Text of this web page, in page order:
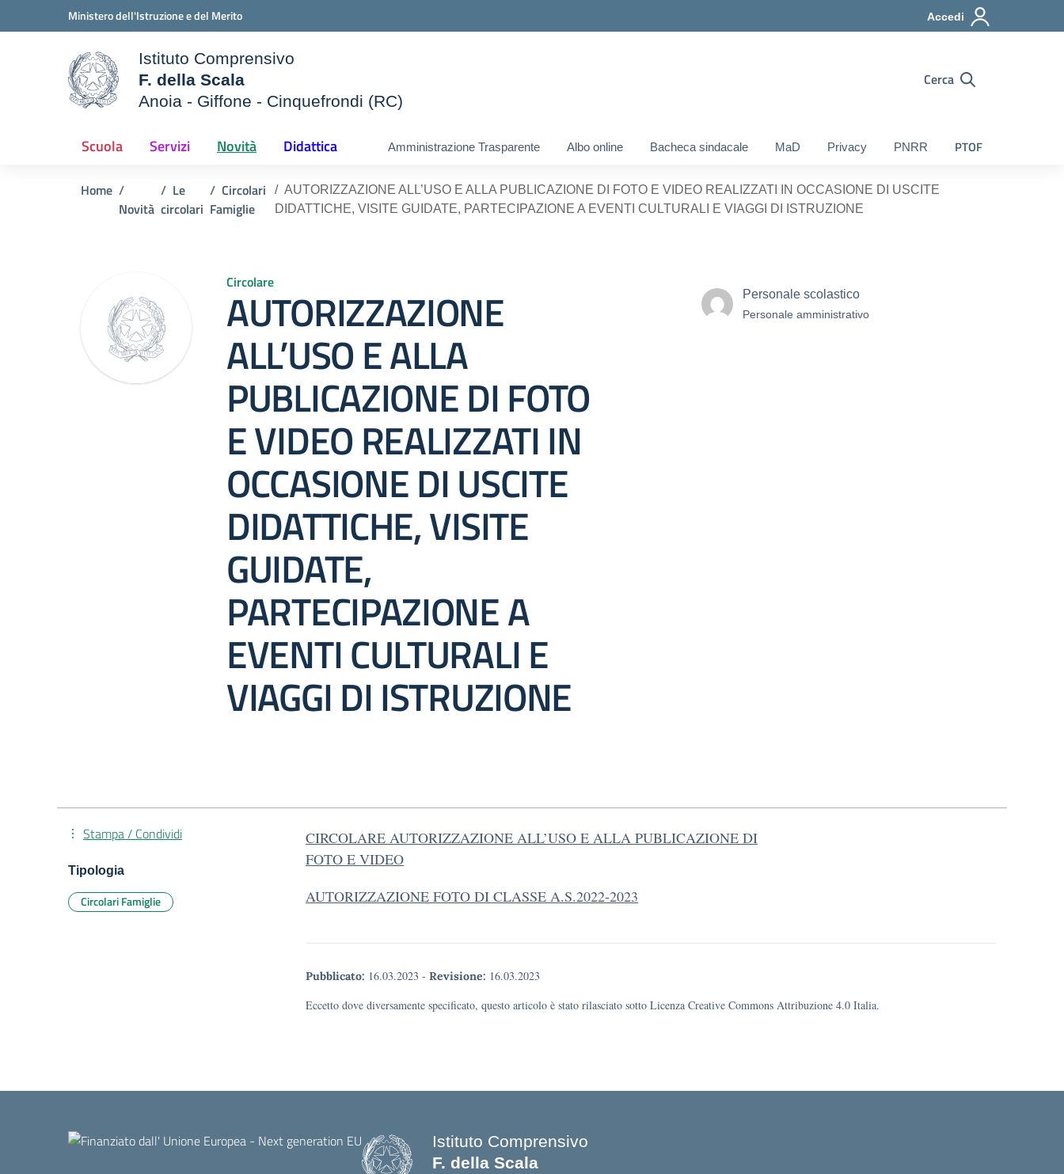
Vai ai contenuti
Vai al menu di navigazioneMinistero dell'Istruzione e del Merito Accedi
della scuola
Istituto Comprensivo
F. della Scala
Anoia - Giffone - Cinquefrondi (RC)
Cerca
Scuola Servizi Novità Didattica Amministrazione Trasparente Albo online Bacheca sindacale MaD Privacy PNRR PTOF
Home
Novità
Le
circolari
Circolari
Famiglie
AUTORIZZAZIONE ALL’USO E ALLA PUBLICAZIONE DI FOTO E VIDEO REALIZZATI IN OCCASIONE DI USCITE
DIDATTICHE, VISITE GUIDATE, PARTECIPAZIONE A EVENTI CULTURALI E VIAGGI DI ISTRUZIONE
Circolare
AUTORIZZAZIONE
ALL’USO E ALLA
PUBLICAZIONE DI FOTO
E VIDEO REALIZZATI IN
OCCASIONE DI USCITE
DIDATTICHE, VISITE
GUIDATE,
PARTECIPAZIONE A
EVENTI CULTURALI E
VIAGGI DI ISTRUZIONE
Personale scolastico
Personale amministrativo
CIRCOLARE AUTORIZZAZIONE ALL’USO E ALLA PUBLICAZIONE DI
FOTO E VIDEO
AUTORIZZAZIONE FOTO DI CLASSE A.S.2022-2023
Pubblicato: 16.03.2023 - Revisione: 16.03.2023
Eccetto dove diversamente specificato, questo articolo è stato rilasciato sotto Licenza Creative Commons Attribuzione 4.0 Italia.
Stampa / Condividi
Tipologia
Circolari Famiglie
Istituto Comprensivo
F. della Scala